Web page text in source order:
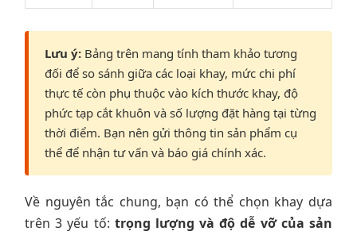
Lưu ý: Bảng trên mang tính tham khảo tương
đối để so sánh giữa các loại khay, mức chi phí
thực tế còn phụ thuộc vào kích thước khay, độ
phức tạp cắt khuôn và số lượng đặt hàng tại từng
thời điểm. Bạn nên gửi thông tin sản phẩm cụ
thể để nhận tư vấn và báo giá chính xác.
Về nguyên tắc chung, bạn có thể chọn khay dựa
trên 3 yếu tố: trọng lượng và độ dễ vỡ của sản